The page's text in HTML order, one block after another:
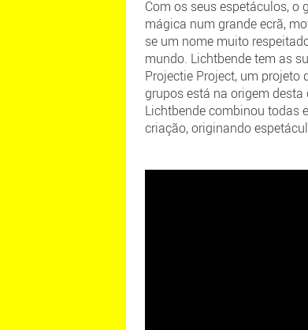
Com os seus espetáculos,
mágica num grande ecrã,
se um nome muito
mundo. Lichtbende tem as
Projectie Project, um
grupos está na origem desta
Lichtbende combinou todas
criação, originando